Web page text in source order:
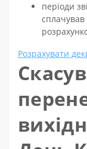
періоди
Розрахувати